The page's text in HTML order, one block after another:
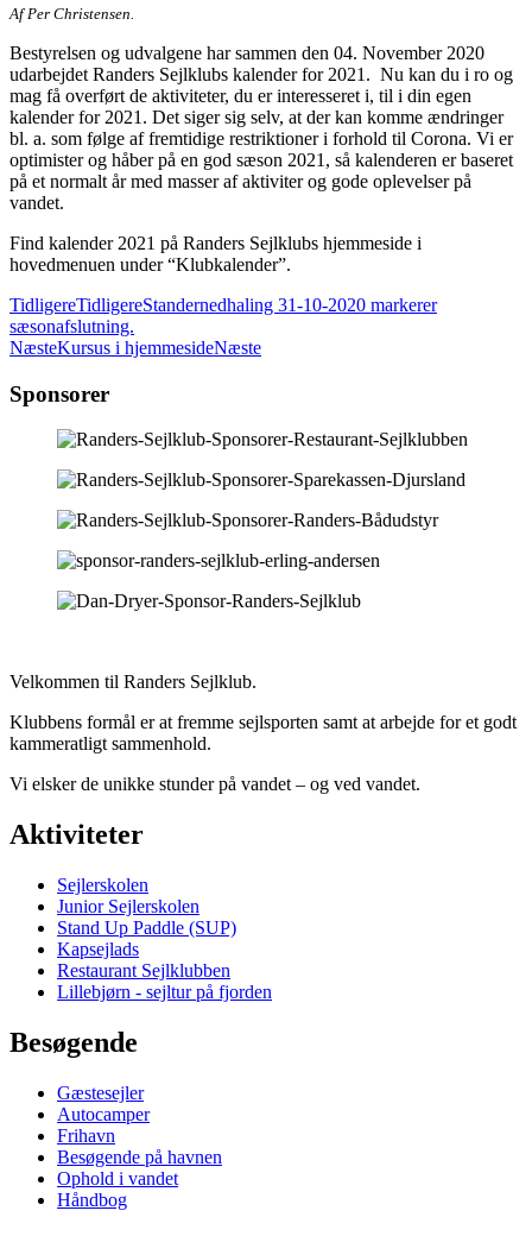
Af Per Christensen.
Bestyrelsen og udvalgene har sammen den 04. November 2020
udarbejdet Randers Sejlklubs kalender for 2021. Nu kan du i ro og
mag få overført de aktiviteter, du er interesseret i, til i din egen
kalender for 2021. Det siger sig selv, at der kan komme ændringer
bl. a. som følge af fremtidige restriktioner i forhold til Corona. Vi er
optimister og håber på en god sæson 2021, så kalenderen er baseret
på et normalt år med masser af aktiviter og gode oplevelser på
vandet.
Find kalender 2021 på Randers Sejlklubs hjemmeside i
hovedmenuen under “Klubkalender”.
TidligereTidligereStandernedhaling 31-10-2020 markerer
sæsonafslutning.
NæsteKursus i hjemmesideNæste
Sponsorer
Velkommen til Randers Sejlklub.
Klubbens formål er at fremme sejlsporten samt at arbejde for et godt
kammeratligt sammenhold.
Vi elsker de unikke stunder på vandet – og ved vandet.
Aktiviteter
Sejlerskolen
Junior Sejlerskolen
Stand Up Paddle (SUP)
Kapsejlads
Restaurant Sejlklubben
Lillebjørn - sejltur på fjorden
Besøgende
Gæstesejler
Autocamper
Frihavn
Besøgende på havnen
Ophold i vandet
Håndbog